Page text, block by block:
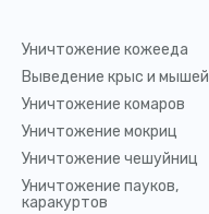
Уничтожение кожееда
Выведение крыс и мышей
Уничтожение комаров
Уничтожение мокриц
Уничтожение чешуйниц
Уничтожение пауков,
каракуртов